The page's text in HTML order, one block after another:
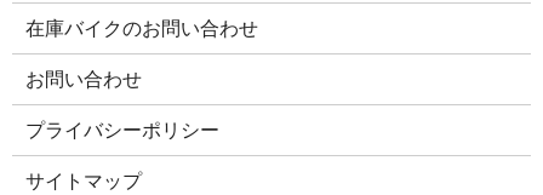
在庫バイクのお問い合わせ
お問い合わせ
プライバシーポリシー
サイトマップ